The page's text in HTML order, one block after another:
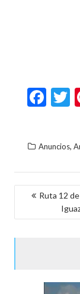
F
b
o
o
Anuncios,
Ruta 12